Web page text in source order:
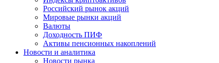
Российский рынок акций
Мировые рынки акций
Валюты
Доходность ПИФ
Активы пенсионных накоплений
Новости и аналитика
Новости рынка